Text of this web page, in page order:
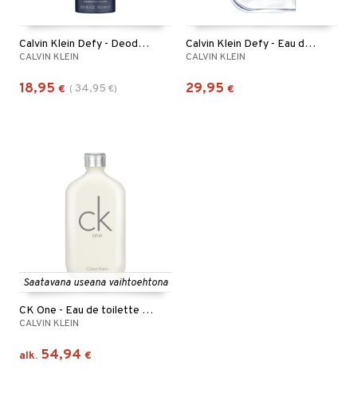
Calvin Klein Defy - Deodorant Spray
CALVIN KLEIN
18,95 € ( 34,95 €)
Calvin Klein Defy - Eau de parfum
CALVIN KLEIN
29,95 €
Saatavana useana vaihtoehtona
CK One - Eau de toilette (Edt) Spray
CALVIN KLEIN
alk. 54,94 €